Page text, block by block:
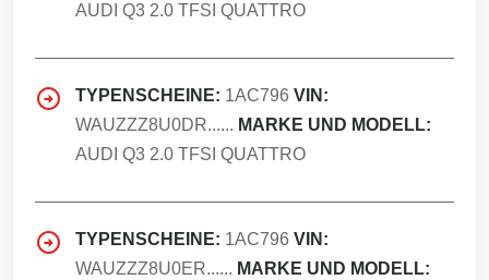
AUDI Q3 2.0 TFSI QUATTRO
TYPENSCHEINE: 1AC796 VIN:
WAUZZZ8U0DR...... MARKE UND MODELL:
AUDI Q3 2.0 TFSI QUATTRO
TYPENSCHEINE: 1AC796 VIN:
WAUZZZ8U0ER...... MARKE UND MODELL: